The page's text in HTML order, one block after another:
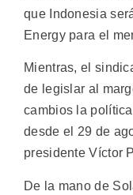
que Indonesia
Energy para el
Mientras, el
de legislar al
cambios la
desde el 29 de
presidente Víctor
De la mano de